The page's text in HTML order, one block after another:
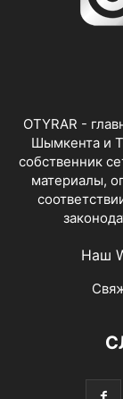
OTYRAR -
Шымкента и
собственник
материалы,
Наш